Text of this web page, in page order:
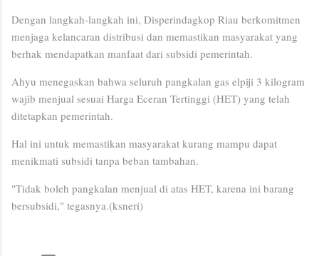
Dengan langkah-langkah ini, Disperindagkop Riau berkomitmen
menjaga kelancaran distribusi dan memastikan masyarakat yang
berhak mendapatkan manfaat dari subsidi pemerintah.
Ahyu menegaskan bahwa seluruh pangkalan gas elpiji 3 kilogram
wajib menjual sesuai Harga Eceran Tertinggi (HET) yang telah
ditetapkan pemerintah.
Hal ini untuk memastikan masyarakat kurang mampu dapat
menikmati subsidi tanpa beban tambahan.
"Tidak boleh pangkalan menjual di atas HET, karena ini barang
bersubsidi," tegasnya.(ksneri)